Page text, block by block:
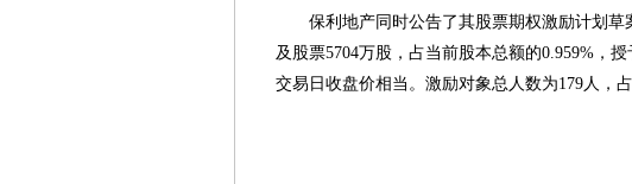
保利地产同时公告了其股票期权激励计划
及股票5704万股，占当前股本总额的0.959%，
交易日收盘价相当。激励对象总人数为179人，